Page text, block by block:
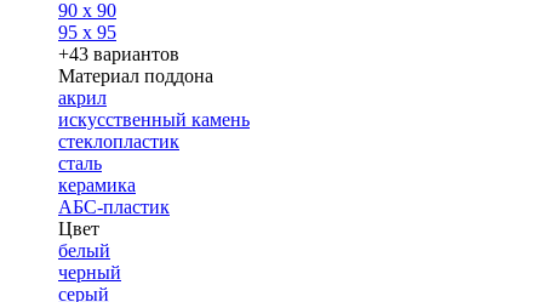
90 x 90
95 x 95
+43 вариантов
Материал поддона
акрил
искусственный камень
стеклопластик
сталь
керамика
АБС-пластик
Цвет
белый
черный
серый